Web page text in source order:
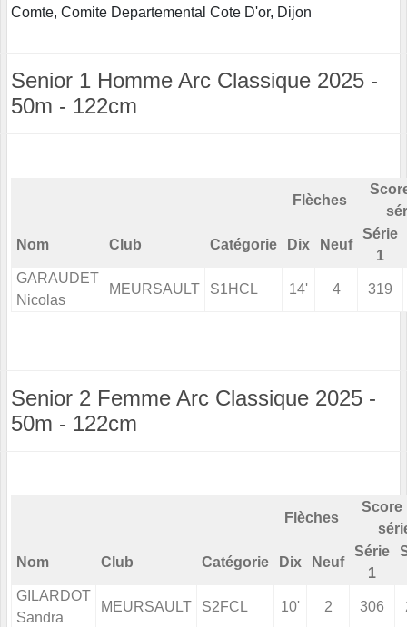
Comte, Comite Departemental Cote D'or, Dijon
Senior 1 Homme Arc Classique 2025 -
50m - 122cm
Flèches
Nom Club Catégorie Dix Neuf
Série
1
GARAUDET
Nicolas
MEURSAULT S1HCL 14' 4 319
Senior 2 Femme Arc Classique 2025 -
50m - 122cm
Flèches
Score
Nom Club Catégorie Dix Neuf
Série
1
GILARDOT
Sandra
MEURSAULT S2FCL 10' 2 306